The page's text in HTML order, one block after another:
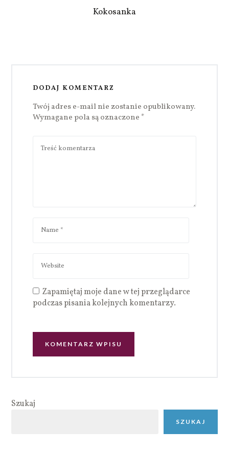
Kokosanka
DODAJ KOMENTARZ
Twój adres e-mail nie zostanie opublikowany.
Wymagane pola są oznaczone *
Zapamiętaj moje dane w tej przeglądarce
podczas pisania kolejnych komentarzy.
Szukaj
SZUKAJ